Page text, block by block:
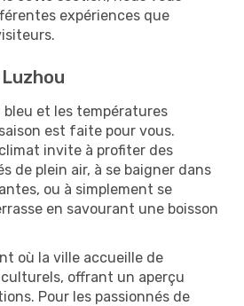
expériences que
bleu et les températures
est faite pour vous.
invite à profiter des
de plein air, à se baigner dans
ou à simplement se
en savourant une boisson
où la ville accueille de
offrant un aperçu
Pour les passionnés de